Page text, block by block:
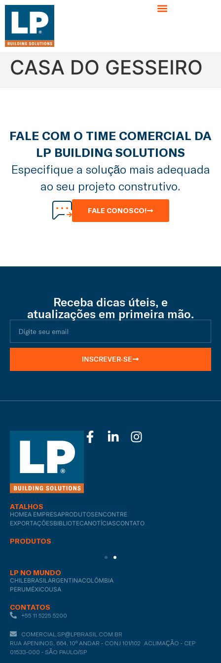
CASA DO GESSEIRO
FALE COM O TIME COMERCIAL DA
LP BUILDING SOLUTIONS
Especifique a solução mais adequada
ao seu projeto construtivo.
FALE CONOSCO!
Receba dicas úteis, e
atualizações em primeira mão.
INSCREVER-SE
ATALHOS
HOMEA EMPRESAPRODUTOSENCONTRE
EXPORTAÇÕESBIBLIOTECANOTÍCIASCONTATO
PRODUTOS
LP NO MUNDO
CHILEBRASILARGENTINACOLÔMBIA
PERUMÉXICOUSA
CONTATOS
+55 11 5225.5200
COMERCIAL.SP@LPBRASIL.COM.BR
RUA APENINOS, 664, 10º ANDAR - CONJ 101/102 ACLIMAÇÃO - CEP
01533-000 - SÃO PAULO/SP